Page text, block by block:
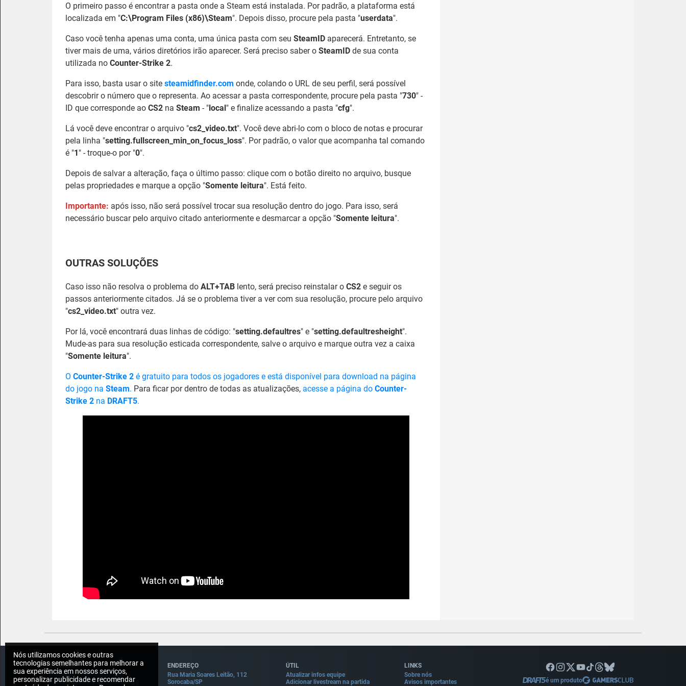
Nós utilizamos cookies e outras
tecnologias semelhantes para melhorar a
sua experiência em nossos serviços,
personalizar publicidade e recomendar
O primeiro passo é encontrar a pasta onde a Steam está instalada. Por padrão, a plataforma está
localizada em "C:\Program Files (x86)\Steam". Depois disso, procure pela pasta "userdata".
Caso você tenha apenas uma conta, uma única pasta com seu SteamID aparecerá. Entretanto, se
tiver mais de uma, vários diretórios irão aparecer. Será preciso saber o SteamID de sua conta
utilizada no Counter-Strike 2.
Para isso, basta usar o site steamidfinder.com onde, colando o URL de seu perfil, será possível
descobrir o número que o representa. Ao acessar a pasta correspondente, procure pela pasta "730" -
ID que corresponde ao CS2 na Steam - "local" e finalize acessando a pasta "cfg".
Lá você deve encontrar o arquivo "cs2_video.txt". Você deve abri-lo com o bloco de notas e procurar
pela linha "setting.fullscreen_min_on_focus_loss". Por padrão, o valor que acompanha tal comando
é "1" - troque-o por "0".
Depois de salvar a alteração, faça o último passo: clique com o botão direito no arquivo, busque
pelas propriedades e marque a opção "Somente leitura". Está feito.
Importante: após isso, não será possível trocar sua resolução dentro do jogo. Para isso, será
necessário buscar pelo arquivo citado anteriormente e desmarcar a opção "Somente leitura".
OUTRAS SOLUÇÕES
Caso isso não resolva o problema do ALT+TAB lento, será preciso reinstalar o CS2 e seguir os
passos anteriormente citados. Já se o problema tiver a ver com sua resolução, procure pelo arquivo
"cs2_video.txt" outra vez.
Por lá, você encontrará duas linhas de código: "setting.defaultres" e "setting.defaultresheight".
Mude-as para sua resolução esticada correspondente, salve o arquivo e marque outra vez a caixa
"Somente leitura".
O Counter-Strike 2 é gratuito para todos os jogadores e está disponível para download na página
do jogo na Steam. Para ficar por dentro de todas as atualizações, acesse a página do Counter-
Strike 2 na DRAFT5.
CONTATO
Imprensa: press@draft5.gg
Pauta: sugestaopauta@draft5.gg
ENDEREÇO
Rua Maria Soares Leitão, 112
Sorocaba/SP
ÚTIL
Atualizar infos equipe
Adicionar livestream na partida
LINKS
Sobre nós
Avisos importantes
é um produto